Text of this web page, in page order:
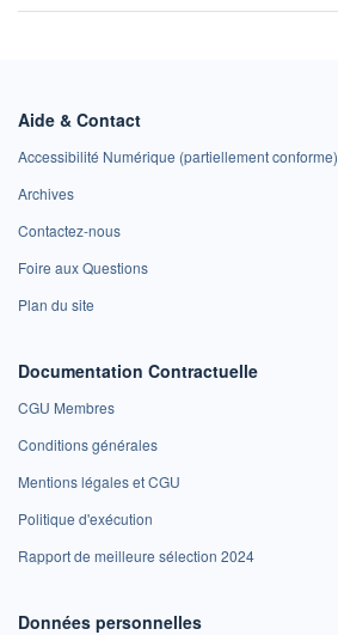
Aide & Contact
Accessibilité Numérique (partiellement conforme)
Archives
Contactez-nous
Foire aux Questions
Plan du site
Documentation Contractuelle
CGU Membres
Conditions générales
Mentions légales et CGU
Politique d'exécution
Rapport de meilleure sélection 2024
Données personnelles